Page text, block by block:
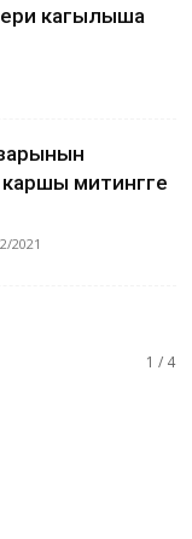
кагылыша
митингге
2021
1 / 4